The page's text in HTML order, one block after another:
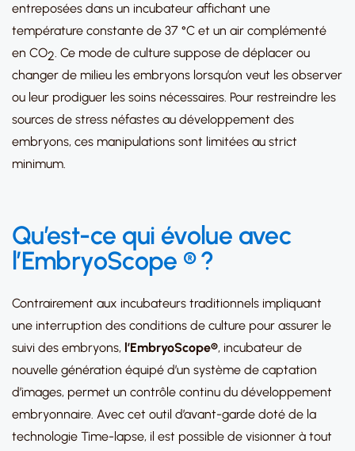
entreposées dans un incubateur affichant une
température constante de 37 °C et un air complémenté
en CO2. Ce mode de culture suppose de déplacer ou
changer de milieu les embryons lorsqu’on veut les observer
ou leur prodiguer les soins nécessaires. Pour restreindre les
sources de stress néfastes au développement des
embryons, ces manipulations sont limitées au strict
minimum.
Qu’est-ce qui évolue avec
l’EmbryoScope ®?
Contrairement aux incubateurs traditionnels impliquant
une interruption des conditions de culture pour assurer le
suivi des embryons, l’EmbryoScope®, incubateur de
nouvelle génération équipé d’un système de captation
d’images, permet un contrôle continu du développement
embryonnaire. Avec cet outil d’avant-garde doté de la
technologie Time-lapse, il est possible de visionner à tout